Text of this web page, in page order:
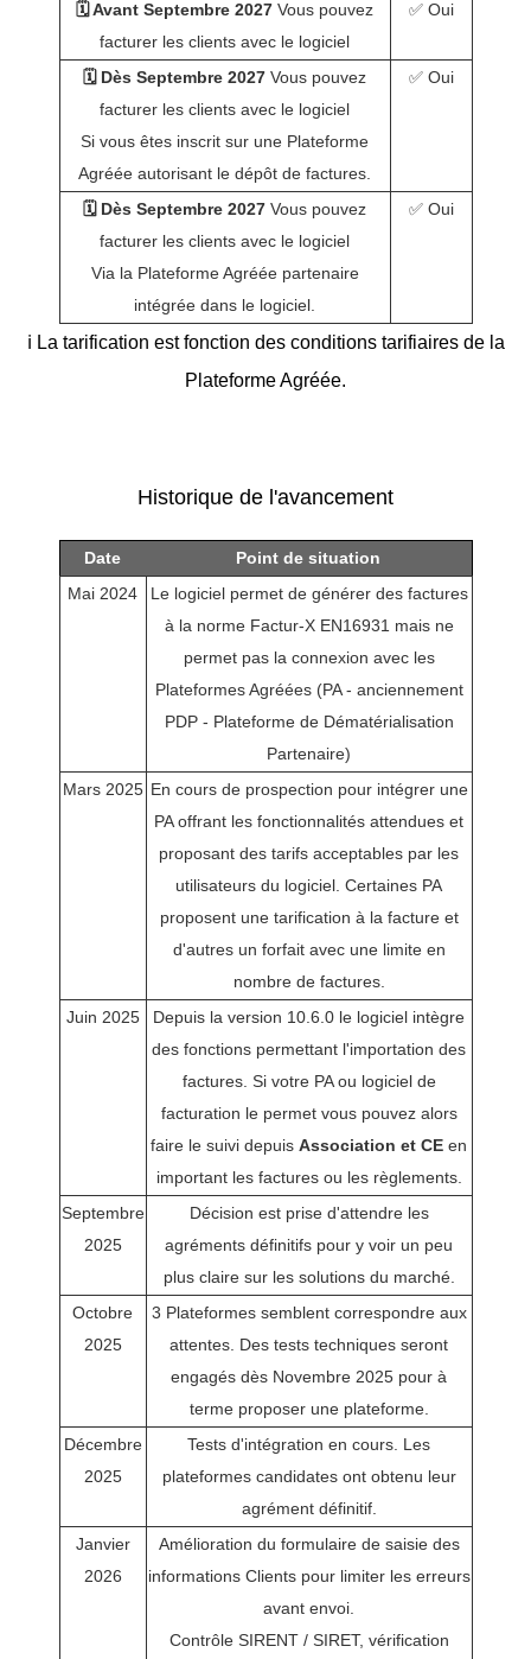
🗓️ Avant Septembre 2027 Vous pouvez
facturer les clients avec le logiciel
✅ Oui
🗓️ Dès Septembre 2027 Vous pouvez
facturer les clients avec le logiciel
Si vous êtes inscrit sur une Plateforme
Agréée autorisant le dépôt de factures.
✅ Oui
🗓️ Dès Septembre 2027 Vous pouvez
facturer les clients avec le logiciel
Via la Plateforme Agréée partenaire
intégrée dans le logiciel.
✅ Oui
ℹ️ La tarification est fonction des conditions tarifiaires de la
Plateforme Agréée.
Historique de l'avancement
Date
Point de situation
Mai 2024
Le logiciel permet de générer des factures
à la norme Factur-X EN16931 mais ne
permet pas la connexion avec les
Plateformes Agréées (PA - anciennement
PDP - Plateforme de Dématérialisation
Partenaire)
Mars 2025 En cours de prospection pour intégrer une
PA offrant les fonctionnalités attendues et
proposant des tarifs acceptables par les
utilisateurs du logiciel. Certaines PA
proposent une tarification à la facture et
d'autres un forfait avec une limite en
nombre de factures.
Juin 2025
Depuis la version 10.6.0 le logiciel intègre
des fonctions permettant l'importation des
factures. Si votre PA ou logiciel de
facturation le permet vous pouvez alors
faire le suivi depuis Association et CE en
important les factures ou les règlements.
Septembre
2025
Décision est prise d'attendre les
agréments définitifs pour y voir un peu
plus claire sur les solutions du marché.
Octobre
2025
3 Plateformes semblent correspondre aux
attentes. Des tests techniques seront
engagés dès Novembre 2025 pour à
terme proposer une plateforme.
Décembre
2025
Tests d'intégration en cours. Les
plateformes candidates ont obtenu leur
agrément définitif.
Janvier
2026
Amélioration du formulaire de saisie des
informations Clients pour limiter les erreurs
avant envoi.
Contrôle SIRENT / SIRET, vérification